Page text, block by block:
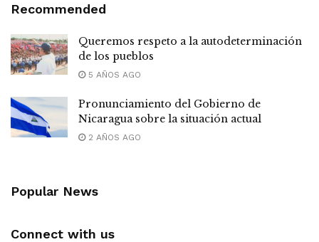
Recommended
Queremos respeto a la autodeterminación
de los pueblos
5 AÑOS AGO
Pronunciamiento del Gobierno de
Nicaragua sobre la situación actual
2 AÑOS AGO
Popular News
Connect with us